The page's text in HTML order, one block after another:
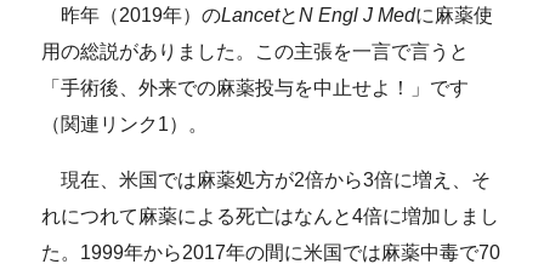
昨年（2019年）のLancetとN Engl J Medに麻薬使
用の総説がありました。この主張を一言で言うと
「手術後、外来での麻薬投与を中止せよ！」です
（関連リンク1）。
現在、米国では麻薬処方が2倍から3倍に増え、そ
れにつれて麻薬による死亡はなんと4倍に増加しまし
た。1999年から2017年の間に米国では麻薬中毒で70